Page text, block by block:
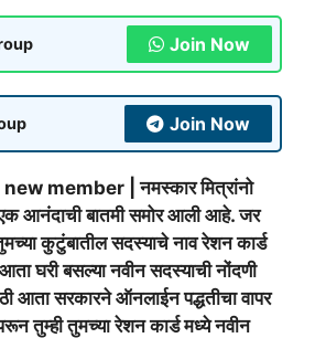
Join Now
Join Now
member | नमस्कार मित्रांनो
एक आनंदाची बातमी समोर आली आहे. जर
कुटुंबातील सदस्याचे नाव रेशन कार्ड
घरी बसल्या नवीन सदस्याची नोंदणी
आता सरकारने ऑनलाईन पद्धतीचा वापर
तुम्ही तुमच्या रेशन कार्ड मध्ये नवीन